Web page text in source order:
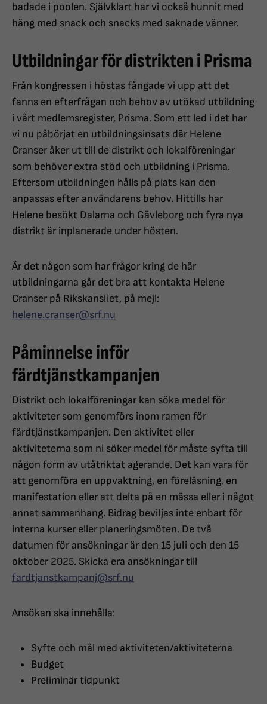
badade i poolen. Självklart har vi också hunnit med
häng med snack och snacks med saknade vänner.
Utbildningar för distrikten i Prisma
Från kongressen i höstas fångade vi upp att det
fanns en efterfrågan och behov av utökad utbildning
i vårt medlemsregister, Prisma. Som ett led i det har
vi nu påbörjat en utbildningsinsats där Helene
Cranser åker ut till de distrikt och lokalföreningar
som behöver extra stöd och utbildning i Prisma.
Eftersom utbildningen hålls på plats kan den
anpassas efter användarens behov. Hittills har
Helene besökt Dalarna och Gävleborg och fyra nya
distrikt är inplanerade under hösten.
Är det någon som har frågor kring de här
utbildningarna går det bra att kontakta Helene
Cranser på Rikskansliet, på mejl:
helene.cranser@srf.nu
Påminnelse inför
färdtjänstkampanjen
Distrikt och lokalföreningar kan söka medel för
aktiviteter som genomförs inom ramen för
färdtjänstkampanjen. Den aktivitet eller
aktiviteterna som ni söker medel för måste syfta till
någon form av utåtriktat agerande. Det kan vara för
att genomföra en uppvaktning, en föreläsning, en
manifestation eller att delta på en mässa eller i något
annat sammanhang. Bidrag beviljas inte enbart för
interna kurser eller planeringsmöten. De två
datumen för ansökningar är den 15 juli och den 15
oktober 2025. Skicka era ansökningar till
fardtjanstkampanj@srf.nu
Ansökan ska innehålla:
Syfte och mål med aktiviteten/aktiviteterna
Budget
Preliminär tidpunkt